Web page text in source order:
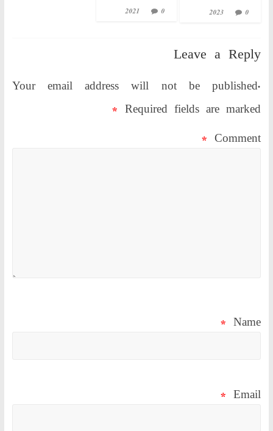
2021
0
2023
0
Leave a Reply
Your email address will not be published.
Required fields are marked
*
Comment
*
Name
*
Email
*